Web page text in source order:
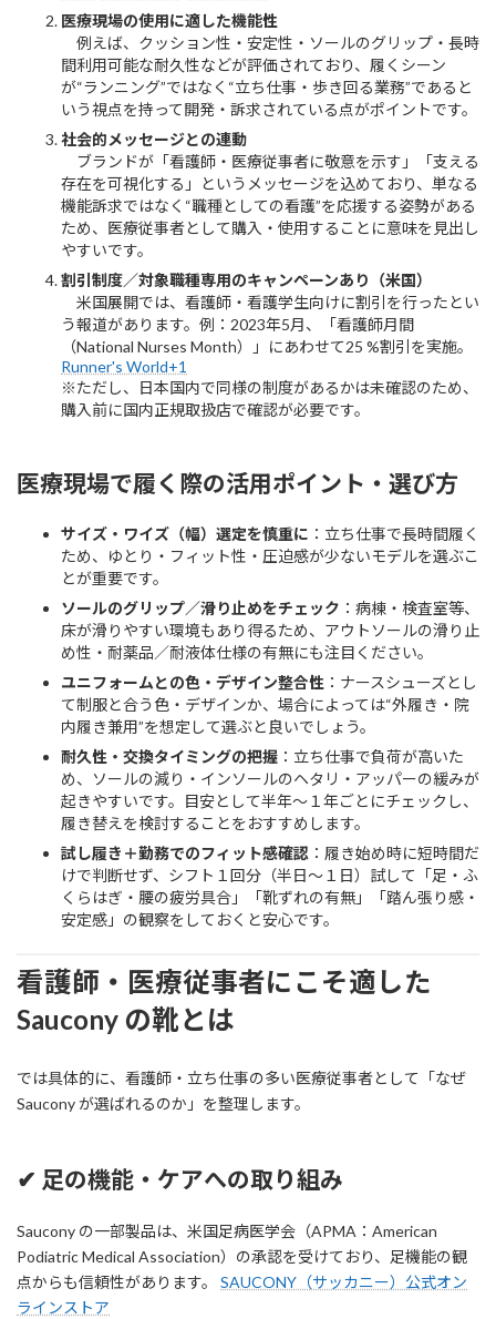
医療現場の使用に適した機能性
例えば、クッション性・安定性・ソールのグリップ・長時
間利用可能な耐久性などが評価されており、履くシーン
が“ランニング”ではなく“立ち仕事・歩き回る業務”であると
いう視点を持って開発・訴求されている点がポイントです。
社会的メッセージとの連動
ブランドが「看護師・医療従事者に敬意を示す」「支える
存在を可視化する」というメッセージを込めており、単なる
機能訴求ではなく“職種としての看護”を応援する姿勢がある
ため、医療従事者として購入・使用することに意味を見出し
やすいです。
割引制度／対象職種専用のキャンペーンあり（米国）
米国展開では、看護師・看護学生向けに割引を行ったとい
う報道があります。例：2023年5月、「看護師月間
（National Nurses Month）」にあわせて25 %割引を実施。
Runner's World+1
※ただし、日本国内で同様の制度があるかは未確認のため、
購入前に国内正規取扱店で確認が必要です。
医療現場で履く際の活用ポイント・選び方
サイズ・ワイズ（幅）選定を慎重に ：立ち仕事で長時間履く
ため、ゆとり・フィット性・圧迫感が少ないモデルを選ぶこ
とが重要です。
ソールのグリップ／滑り止めをチェック ：病棟・検査室等、
床が滑りやすい環境もあり得るため、アウトソールの滑り止
め性・耐薬品／耐液体仕様の有無にも注目ください。
ユニフォームとの色・デザイン整合性 ：ナースシューズとし
て制服と合う色・デザインか、場合によっては“外履き・院
内履き兼用”を想定して選ぶと良いでしょう。
耐久性・交換タイミングの把握 ：立ち仕事で負荷が高いた
め、ソールの減り・インソールのヘタリ・アッパーの緩みが
起きやすいです。目安として半年〜１年ごとにチェックし、
履き替えを検討することをおすすめします。
試し履き＋勤務でのフィット感確認 ：履き始め時に短時間だ
けで判断せず、シフト１回分（半日〜１日）試して「足・ふ
くらはぎ・腰の疲労具合」「靴ずれの有無」「踏ん張り感・
安定感」の観察をしておくと安心です。
看護師・医療従事者にこそ適した
Saucony の靴とは
では具体的に、看護師・立ち仕事の多い医療従事者として「なぜ
Saucony が選ばれるのか」を整理します。
✔ 足の機能・ケアへの取り組み
Saucony の一部製品は、米国足病医学会（APMA：American
Podiatric Medical Association）の承認を受けており、足機能の観
点からも信頼性があります。 SAUCONY（サッカニー）公式オン
ラインストア